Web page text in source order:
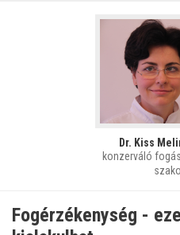
Dr. Kiss
konzerváló
Fogérzékenység -